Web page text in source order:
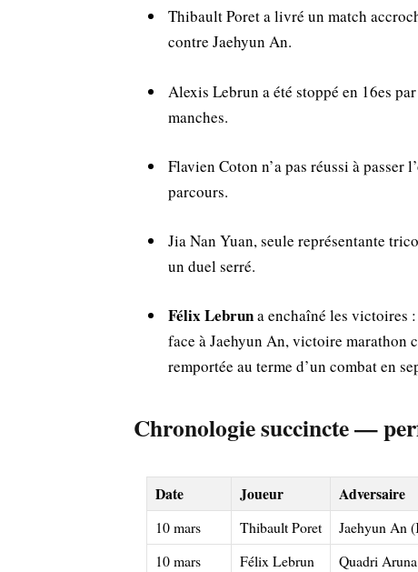
Thibault Poret a livré un match
contre Jaehyun An.
Alexis Lebrun a été stoppé en 16es
manches.
Flavien Coton n’a pas réussi à passer
parcours.
Jia Nan Yuan, seule représentante
un duel serré.
Félix Lebruna enchaîné les victoires
face à Jaehyun An, victoire marathon
remportée au terme d’un combat en
Chronologie succincte —
Date Joueur Adversaire
10 mars Thibault Poret Jaehyun An
10 mars
Félix Lebrun Quadri